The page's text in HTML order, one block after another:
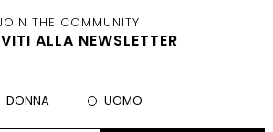
THE COMMUNITY
ALLA NEWSLETTER
DONNA UOMO